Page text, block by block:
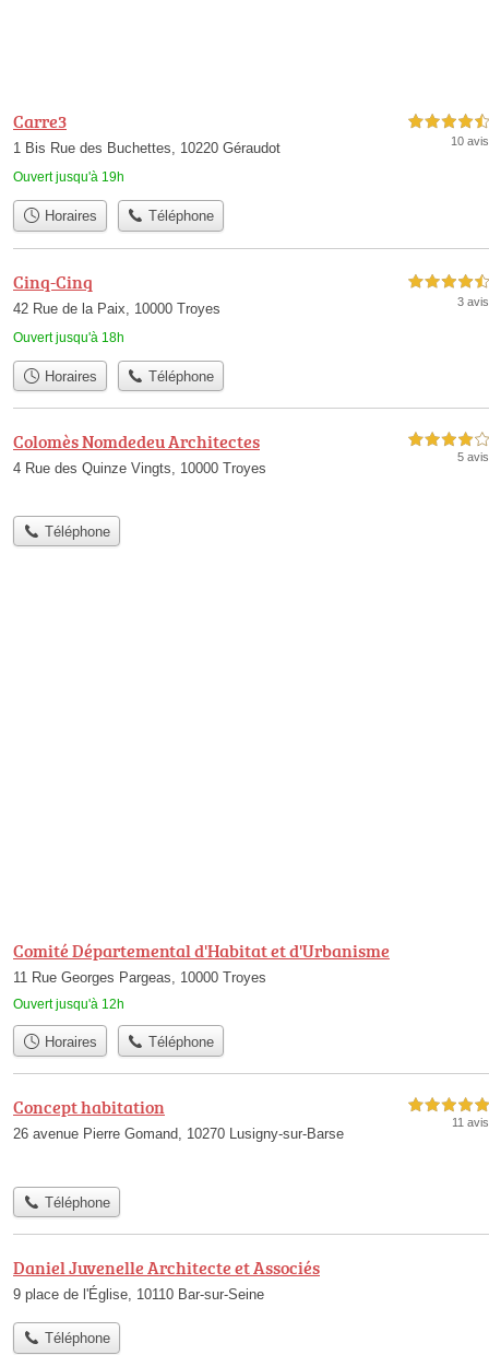
Carre3
1 Bis Rue des Buchettes, 10220 Géraudot
Ouvert jusqu'à 19h
4,5 étoiles sur 5
10 avis
Horaires Téléphone
Cinq-Cinq
42 Rue de la Paix, 10000 Troyes
Ouvert jusqu'à 18h
4,5 étoiles sur 5
3 avis
Horaires Téléphone
Colomès Nomdedeu Architectes
4 Rue des Quinze Vingts, 10000 Troyes
4,0 étoiles sur 5
5 avis
Téléphone
Comité Départemental d'Habitat et d'Urbanisme
11 Rue Georges Pargeas, 10000 Troyes
Ouvert jusqu'à 12h
Horaires Téléphone
Concept habitation
26 avenue Pierre Gomand, 10270 Lusigny-sur-Barse
5,0 étoiles sur 5
11 avis
Téléphone
Daniel Juvenelle Architecte et Associés
9 place de l'Église, 10110 Bar-sur-Seine
Téléphone